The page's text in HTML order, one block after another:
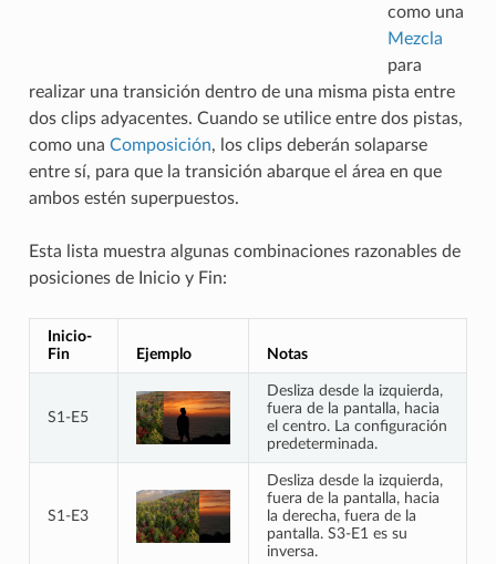
como una
Mezcla
para
realizar una transición dentro de una misma pista entre
dos clips adyacentes. Cuando se utilice entre dos pistas,
como una Composición, los clips deberán solaparse
entre sí, para que la transición abarque el área en que
ambos estén superpuestos.
Esta lista muestra algunas combinaciones razonables de
posiciones de Inicio y Fin:
Inicio-
Fin
Ejemplo Notas
S1-E5
Desliza desde la izquierda,
fuera de la pantalla, hacia
el centro. La configuración
predeterminada.
S1-E3
Desliza desde la izquierda,
fuera de la pantalla, hacia
la derecha, fuera de la
pantalla. S3-E1 es su
inversa.